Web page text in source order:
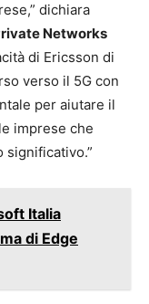
dichiara
Networks
di Ericsson di
verso il 5G con
per aiutare il
imprese che
significativo.”
Italia
di Edge